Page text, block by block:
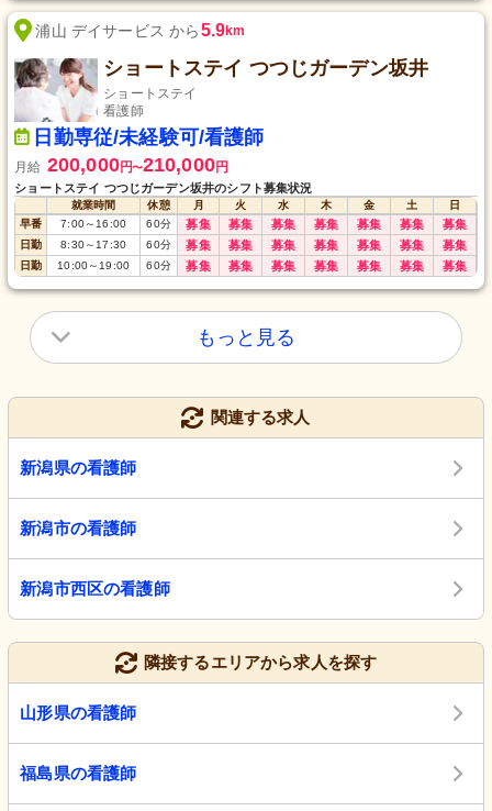
浦山 デイサービス から5.9km
ショートステイ つつじガーデン坂井
ショートステイ
看護師
日勤専従/未経験可/看護師
月給 200,000円〜210,000円
ショートステイ つつじガーデン坂井のシフト募集状況
就業時間 休憩 月 火 水 木 金 土
日
早番
7:00～16:00 60分 募集 募集 募集 募集 募集 募集 募集
日勤 8:30～17:30 60分 募集 募集 募集 募集 募集 募集 募集
日勤 10:00～19:00 60分 募集 募集 募集 募集 募集 募集 募集
もっと見る
関連する求人
新潟県の看護師
新潟市の看護師
新潟市西区の看護師
隣接するエリアから求人を探す
山形県の看護師
福島県の看護師